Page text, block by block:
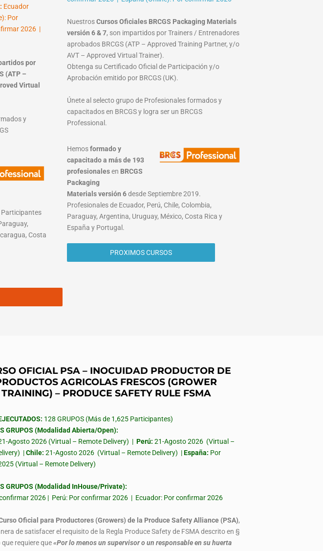
Ecuador
Por
2026 |
por
(ATP –
Virtual
y
Costa
NuestrosCursos Oficiales BRCGS Packaging Materials
versión 6 & 7, son impartidos por Trainers / Entrenadores
aprobados BRCGS (ATP – Approved Training Partner, y/o
AVT – Approved Virtual Trainer).
Obtenga su Certificado Oficial de Participación y/o
Aprobación emitido por BRCGS (UK).
Únete al selecto grupo de Profesionales formados y
capacitados en BRCGS y logra ser un BRCGS
Professional.
Hemosformado y
capacitado a más de 193
profesionalesen BRCGS
Packaging
Materialsversión 6desde Septiembre 2019.
Profesionales de Ecuador, Perú, Chile, Colombia,
Paraguay, Argentina, Uruguay, México, Costa Rica y
España y Portugal.
PROXIMOS CURSOS
OFICIAL PSA – INOCUIDAD PRODUCTOR DE
AGRICOLAS FRESCOS (GROWER
TRAINING) – PRODUCE SAFETY RULE FSMA
128 GRUPOS (Más de 1,625 Participantes)
GRUPOS (Modalidad Abierta/Open):
Agosto 2026 (Virtual – Remote Delivery) | Perú: 21-Agosto 2026 (Virtual –
|Chile: 21-Agosto 2026 (Virtual – Remote Delivery) |España: Por
(Virtual – Remote Delivery)
GRUPOS (Modalidad InHouse/Private):
2026 | Perú: Por confirmar 2026 | Ecuador: Por confirmar 2026
Oficial para Productores (Growers) de la Produce Safety Alliance (PSA),
de satisfacer el requisito de la Regla Produce Safety de FSMA descrito en §
requiere que«Por lo menos un supervisor o un responsable en su huerta